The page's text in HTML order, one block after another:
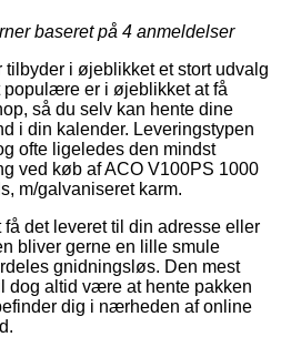
baseret på 4 anmeldelser
i øjeblikket et stort udvalg
populære er i øjeblikket at få
så du selv kan hente dine
i din kalender. Leveringstypen
ofte ligeledes den mindst
ved køb af ACO V100PS 1000
m/galvaniseret karm.
det leveret til din adresse eller
bliver gerne en lille smule
gnidningsløs. Den mest
dog altid være at hente pakken
dig i nærheden af online